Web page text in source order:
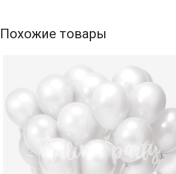
Похожие товары